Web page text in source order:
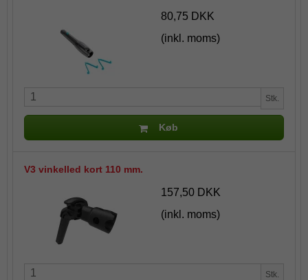
80,75 DKK
(inkl. moms)
Stk.
Køb
V3 vinkelled kort 110 mm.
157,50 DKK
(inkl. moms)
Stk.